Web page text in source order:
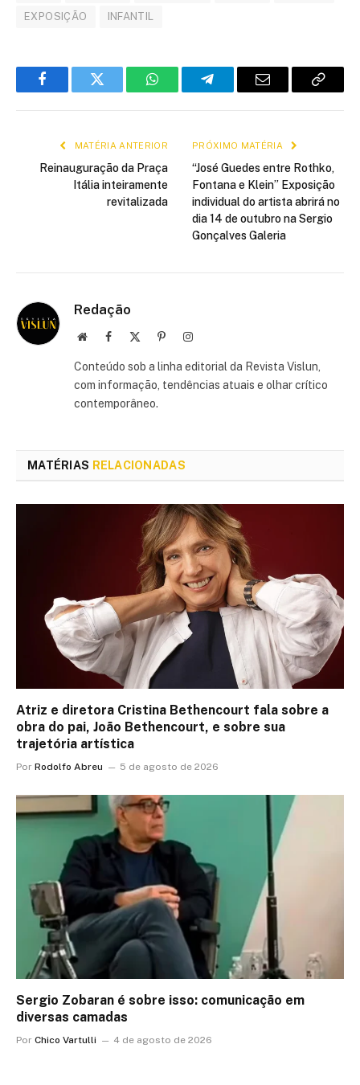
EXPOSIÇÃO INFANTIL
FacebookTwitter WhatsAppTelegramE-
Copiar
MATÉRIA ANTERIOR
Reinauguração da Praça
Itália inteiramente
revitalizada
PRÓXIMO MATÉRIA
“José Guedes entre Rothko,
Fontana e Klein” Exposição
individual do artista abrirá no
dia 14 de outubro na Sergio
Gonçalves Galeria
Redação
Site Facebook PinterestInstagram
Conteúdo sob a linha editorial da Revista Vislun,
com informação, tendências atuais e olhar crítico
contemporâneo.
MATÉRIAS RELACIONADAS
Atriz e diretora Cristina Bethencourt fala sobre a
obra do pai, João Bethencourt, e sobre sua
trajetória artística
Por Rodolfo Abreu 5 de agosto de 2026
Sergio Zobaran é sobre isso: comunicação em
diversas camadas
Por Chico Vartulli 4 de agosto de 2026